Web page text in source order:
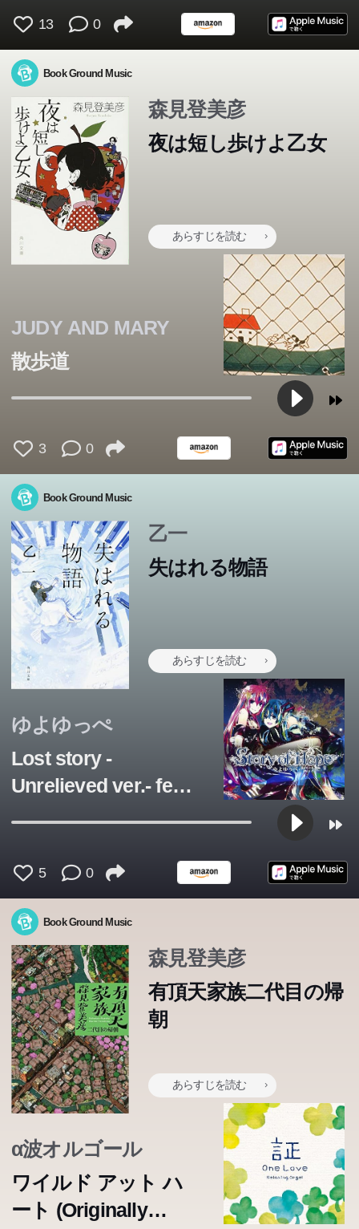
13 0
Book Ground Music
森見登美彦
夜は短し歩けよ乙女
あらすじを読む
JUDY AND MARY
散歩道
3 0
Book Ground Music
乙一
失はれる物語
あらすじを読む
ゆよゆっぺ
Lost story -
Unrelieved ver.- feat.
5 0
Book Ground Music
森見登美彦
有頂天家族二代目の帰
朝
あらすじを読む
α波オルゴール
ワイルド アット ハ
ート (Originally